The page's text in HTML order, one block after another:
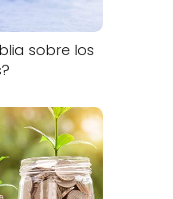
sobre los